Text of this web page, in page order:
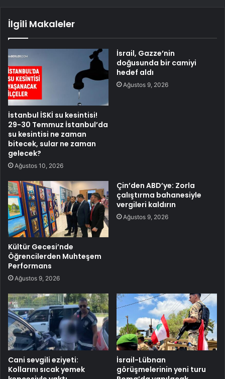
İlgili Makaleler
İstanbul İSKİ su kesintisi!
29-30 Temmuz İstanbul’da
su kesintisi ne zaman
bitecek, sular ne zaman
gelecek?
Ağustos 10, 2026
İsrail, Gazze’nin
doğusunda bir camiyi
hedef aldı
Ağustos 9, 2026
Kültür Gecesi’nde
Öğrencilerden Muhteşem
Performans
Ağustos 9, 2026
Çin’den ABD’ye: Zorla
çalıştırma bahanesiyle
vergileri kaldırın
Ağustos 9, 2026
Cani sevgili eziyeti:
Kollarını sıcak yemek
İsrail-Lübnan
görüşmelerinin yeni turu